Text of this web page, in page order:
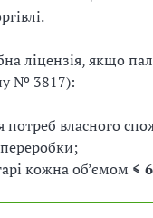
ліцензія, якщо
№ 3817):
власного
кожна об’ємом ≤